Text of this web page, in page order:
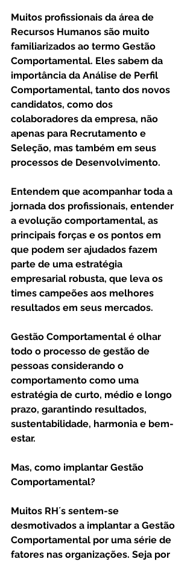
Muitos profissionais da área de
Recursos Humanos são muito
familiarizados ao termo Gestão
Comportamental. Eles sabem da
importância da Análise de Perfil
Comportamental, tanto dos novos
candidatos, como dos
colaboradores da empresa, não
apenas para Recrutamento e
Seleção, mas também em seus
processos de Desenvolvimento.
Entendem que acompanhar toda a
jornada dos profissionais, entender
a evolução comportamental, as
principais forças e os pontos em
que podem ser ajudados fazem
parte de uma estratégia
empresarial robusta, que leva os
times campeões aos melhores
resultados em seus mercados.
Gestão Comportamental é olhar
todo o processo de gestão de
pessoas considerando o
comportamento como uma
estratégia de curto, médio e longo
prazo, garantindo resultados,
sustentabilidade, harmonia e bem-
estar.
Mas, como implantar Gestão
Comportamental?
Muitos RH´s sentem-se
desmotivados a implantar a Gestão
Comportamental por uma série de
fatores nas organizações. Seja por